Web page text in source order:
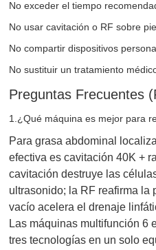
No exceder el tiempo
No usar cavitación o RF sobre
No compartir dispositivos
No sustituir un tratamiento
Preguntas Frecuentes
1.¿Qué máquina es mejor para
Para grasa abdominal
efectiva es cavitación 40K +
cavitación destruye las
ultrasonido; la RF reafirma la
vacío acelera el drenaje
Las máquinas multifunción 6
tres tecnologías en un solo